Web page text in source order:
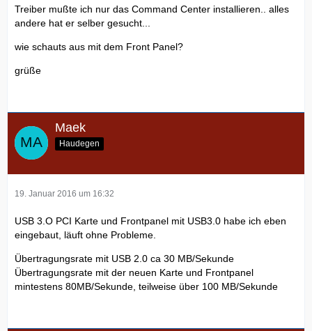
Treiber mußte ich nur das Command Center installieren.. alles
andere hat er selber gesucht...
wie schauts aus mit dem Front Panel?
grüße
Maek
Haudegen
19. Januar 2016 um 16:32
USB 3.O PCI Karte und Frontpanel mit USB3.0 habe ich eben
eingebaut, läuft ohne Probleme.
Übertragungsrate mit USB 2.0 ca 30 MB/Sekunde
Übertragungsrate mit der neuen Karte und Frontpanel
mintestens 80MB/Sekunde, teilweise über 100 MB/Sekunde